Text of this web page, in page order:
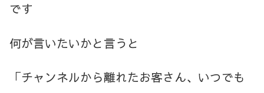
です
何が言いたいかと言うと
「チャンネルから離れたお客さん、いつでも